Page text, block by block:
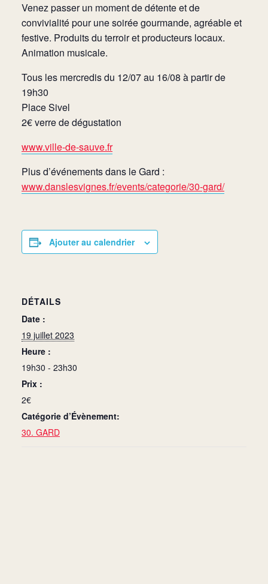
Venez passer un moment de détente et de
convivialité pour une soirée gourmande, agréable et
festive. Produits du terroir et producteurs locaux.
Animation musicale.
Tous les mercredis du 12/07 au 16/08 à partir de
19h30
Place Sivel
2€ verre de dégustation
www.ville-de-sauve.fr
Plus d’événements dans le Gard :
www.danslesvignes.fr/events/categorie/30-gard/
Ajouter au calendrier
DÉTAILS
Date :
19 juillet 2023
Heure :
19h30 - 23h30
Prix :
2€
Catégorie d’Évènement:
30. GARD